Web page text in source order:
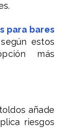
para bares
estos
más
añade
riesgos